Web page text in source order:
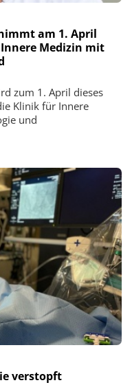
am 1. April
Medizin mit
zum 1. April dieses
Klinik für Innere
und
verstopft